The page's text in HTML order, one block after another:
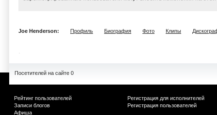
Joe Henderson: Профиль Биография Фото Клипы
Посетителей на сайте 0
Рейтинг пользователей
Записи блогов
Афиша
Регистрация для исполнителей
Регистрация пользователей